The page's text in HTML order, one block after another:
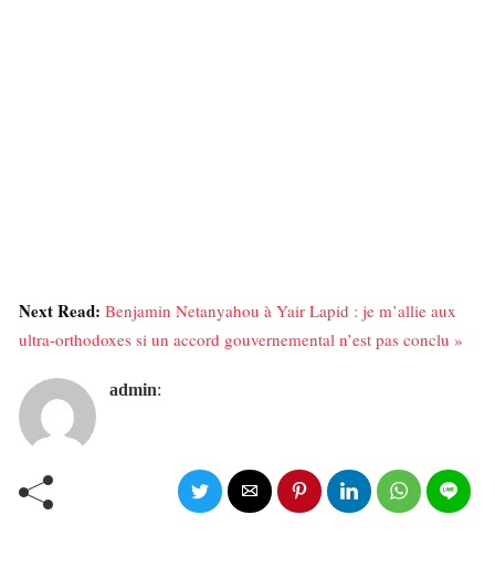
Next Read: Benjamin Netanyahou à Yair Lapid : je m’allie aux
ultra-orthodoxes si un accord gouvernemental n’est pas conclu »
admin: